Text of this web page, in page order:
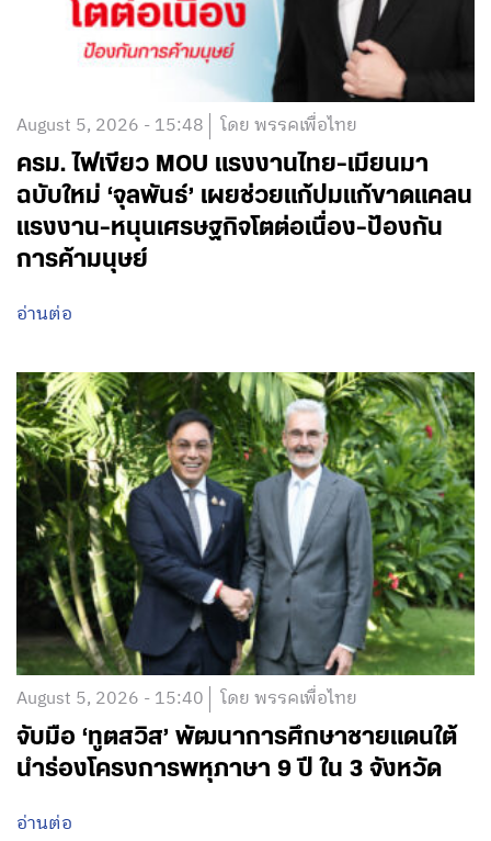
August 5, 2026 - 15:48 โดย พรรคเพื่อไทย
ครม. ไฟเขียว MOU แรงงานไทย-เมียนมา
ฉบับใหม่ ‘จุลพันธ์’ เผยช่วยแก้ปมแก้ขาดแคลน
แรงงาน-หนุนเศรษฐกิจโตต่อเนื่อง-ป้องกัน
การค้ามนุษย์
อ่านต่อ
August 5, 2026 - 15:40 โดย พรรคเพื่อไทย
จับมือ ‘ทูตสวิส’ พัฒนาการศึกษาชายแดนใต้
นำร่องโครงการพหุภาษา 9 ปี ใน 3 จังหวัด
อ่านต่อ